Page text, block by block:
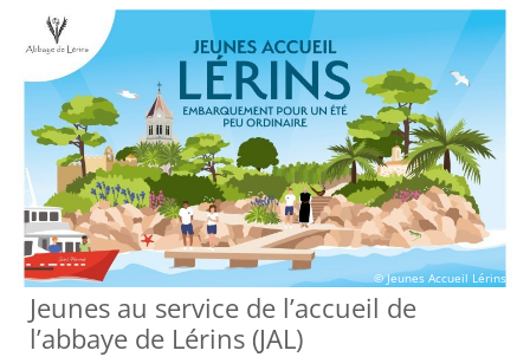
© Jeunes Accueil Lérins
Jeunes au service de l’accueil de
l’abbaye de Lérins (JAL)